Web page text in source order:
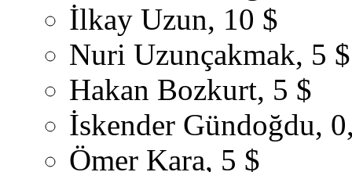
İlkay Uzun, 10 $
Nuri Uzunçakmak, 5 $
Hakan Bozkurt, 5 $
İskender Gündoğdu,
Ömer Kara, 5 $